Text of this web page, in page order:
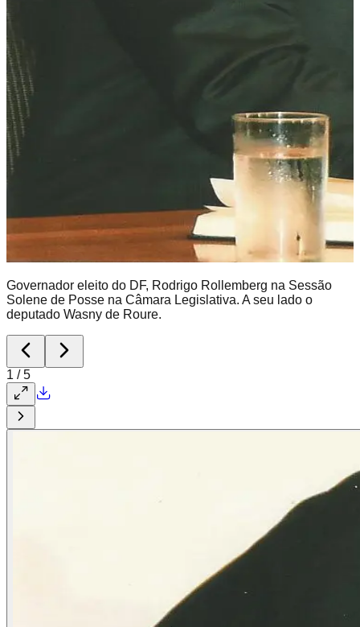
Governador eleito do DF, Rodrigo Rollemberg na Sessão
Solene de Posse na Câmara Legislativa. A seu lado o
deputado Wasny de Roure.
1 / 5